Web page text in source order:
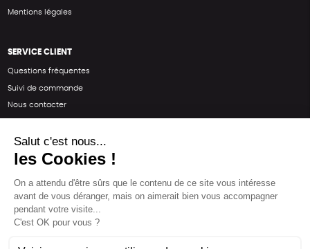
Mentions légales
SERVICE CLIENT
Questions fréquentes
Suivi de commande
Nous contacter
SUIVEZ-NOUS